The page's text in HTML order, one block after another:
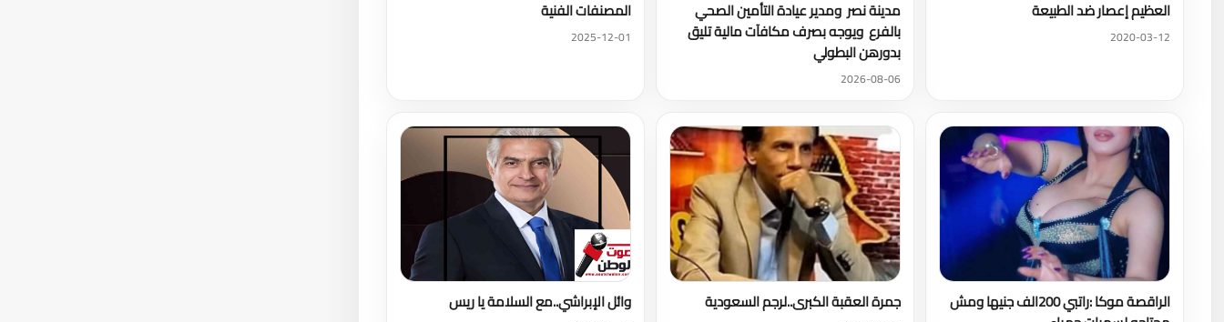
العظيم إعصار ضد الطبيعة
2020-03-12
مدينة نصر ومدير عيادة التأمين الصحي
بالفرع ويوجه بصرف مكافآت مالية تليق
بدورهن البطولي
2026-08-06
المصنفات الفنية
2025-12-01
الراقصة موكا :راتبي 200الف جنيها ومش جمرة العقبة الكبرى..لرجم السعودية وائل الإبراشي..مع السلامة يا ريس